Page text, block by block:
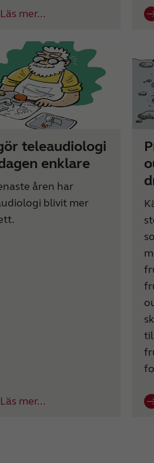
Läs mer...
teleaudiologi
enklare
åren har
blivit mer
Läs mer...